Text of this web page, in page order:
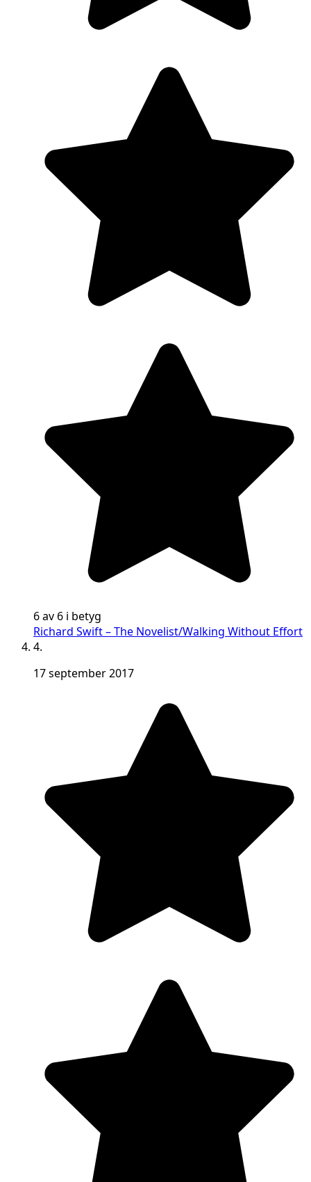
6 av 6 i betyg
Richard Swift – The Novelist/Walking Without Effort
4.
17 september 2017